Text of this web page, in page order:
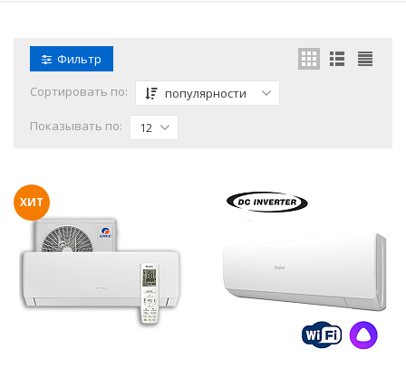
Фильтр
Сортировать по: популярности
Показывать по: 12
ХИТ